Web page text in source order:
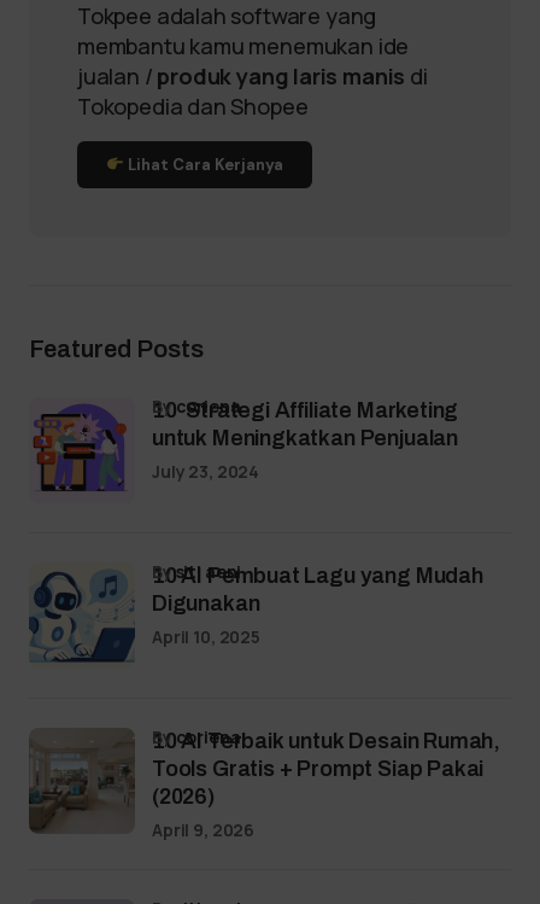
Tokpee adalah software yang
membantu kamu menemukan ide
jualan / produk yang laris manis di
Tokopedia dan Shopee
Lihat Cara Kerjanya
Featured Posts
10 Strategi Affiliate Marketing
untuk Meningkatkan Penjualan
bycoriena
July 23, 2024
10 AI Pembuat Lagu yang Mudah
Digunakan
bysiti aeni
April 10, 2025
10 AI Terbaik untuk Desain Rumah,
Tools Gratis + Prompt Siap Pakai
(2026)
bycoriena
April 9, 2026